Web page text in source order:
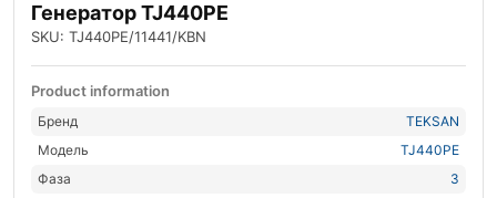
Генератор TJ440PE
SKU: TJ440PE/11441/KBN
Product information
Бренд
TEKSAN
Модель
TJ440PE
Фаза
3